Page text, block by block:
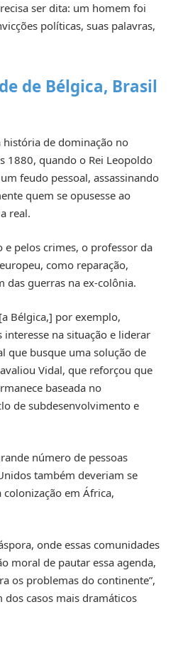
ser dita: um homem foi
políticas, suas palavras,
de Bélgica, Brasil
de dominação no
1880, quando o Rei Leopoldo
feudo pessoal, assassinando
quem se opusesse ao
real.
e pelos crimes, o professor da
como reparação,
das guerras na ex-colônia.
Bélgica,] por exemplo,
na situação e liderar
que busque uma solução de
Vidal, que reforçou que
baseada no
de subdesenvolvimento e
número de pessoas
também deveriam se
em África,
onde essas comunidades
moral de pautar essa agenda,
os problemas do continente”,
dos casos mais dramáticos